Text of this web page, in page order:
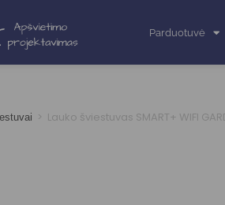
Parduotuvė
> Lauko šviestuvas SMART+ WIFI